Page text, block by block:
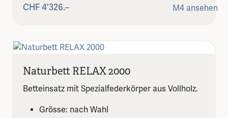
CHF 4'326.–
Naturbett RELAX 2000
Betteinsatz mit Spezialfederkörper aus Vollholz.
Grösse: nach Wahl